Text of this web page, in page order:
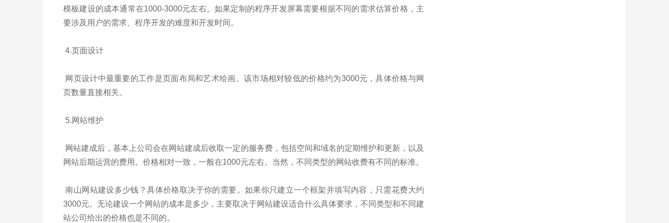
模板建设的成本通常在1000-3000元左右。如果定制的程序开发屏幕需要根据不同的需求估算价格，主
要涉及用户的需求、程序开发的难度和开发时间。
4.页面设计
网页设计中最重要的工作是页面布局和艺术绘画。该市场相对较低的价格约为3000元，具体价格与网
页数量直接相关。
5.网站维护
网站建成后，基本上公司会在网站建成后收取一定的服务费，包括空间和域名的定期维护和更新，以及
网站后期运营的费用。价格相对一致，一般在1000元左右。当然，不同类型的网站收费有不同的标准。
南山网站建设多少钱？具体价格取决于你的需要。如果你只建立一个框架并填写内容，只需花费大约
3000元。无论建设一个网站的成本是多少，主要取决于网站建设适合什么具体要求，不同类型和不同建
站公司给出的价格也是不同的。